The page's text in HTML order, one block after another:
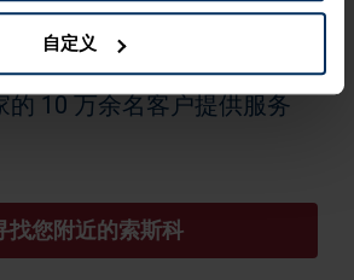
自定义
的 10 万余名客户提供服务
找您附近的索斯科